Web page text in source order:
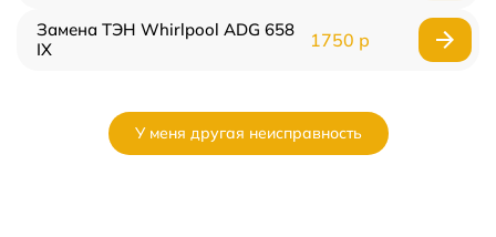
Замена ТЭН Whirlpool ADG 658
IX
1750 р
У меня другая неисправность